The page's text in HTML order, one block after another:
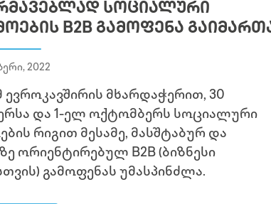
ᲡᲝᲪᲘᲐᲚᲣᲠᲘ
B2B ᲒᲐᲛᲝᲤᲔᲜᲐ
2022
ევროკავშირის მხარდაჭერით, 30
და 1-ელ ოქტომბერს სოციალური
რიგით მესამე, მასშტაბურ და
ორიენტირებულ B2B (ბიზნესი
გამოფენას უმასპინძლა.